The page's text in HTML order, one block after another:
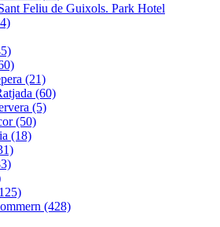
Feliu de Guixols. Park Hotel
(21)
(60)
(5)
(50)
(18)
(428)